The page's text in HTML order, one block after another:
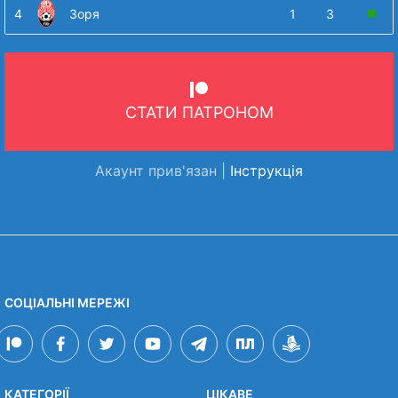
4 Зоря 1 3
СТАТИ ПАТРОНОМ
Акаунт прив'язан | Інструкція
СОЦІАЛЬНІ МЕРЕЖІ
КАТЕГОРІЇ ЦІКАВЕ